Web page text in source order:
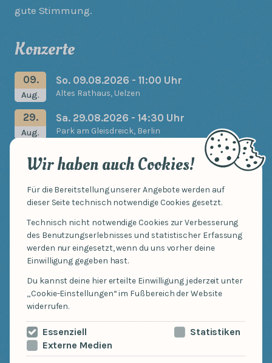
gute Stimmung.
Konzerte
09.
Aug.
So. 09.08.2026 - 11:00 Uhr
Altes Rathaus, Uelzen
29.
Aug.
Sa. 29.08.2026 - 14:30 Uhr
Park am Gleisdreick, Berlin
Hörprobe
Play
Seek
time
Keine Kinderlieder 1:00
Wir haben auch Cookies!
Für die Bereitstellung unserer Angebote werden auf
dieser Seite technisch notwendige Cookies gesetzt.
Technisch nicht notwendige Cookies zur Verbesserung
des Benutzungserlebnisses und statistischer Erfassung
werden nur eingesetzt, wenn du uns vorher deine
Einwilligung gegeben hast.
Du kannst deine hier erteilte Einwilligung jederzeit unter
„Cookie-Einstellungen“ im Fußbereich der Website
widerrufen.
Essenziell
Statistiken
Externe Medien